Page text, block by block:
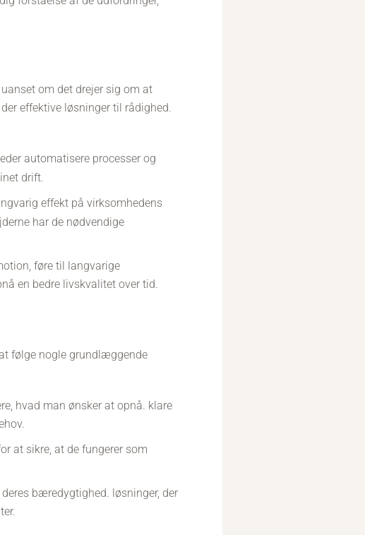
om det drejer sig om at
effektive løsninger til rådighed.
automatisere processer og
drift.
effekt på virksomhedens
har de nødvendige
føre til langvarige
en bedre livskvalitet over tid.
følge nogle grundlæggende
hvad man ønsker at opnå. klare
at sikre, at de fungerer som
bæredygtighed. løsninger, der